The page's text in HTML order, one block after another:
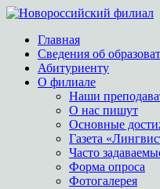
Главная
Сведения об
Абитуриенту
О филиале
Наши
О нас пишут
Основные
Газета
Часто
Форма опроса
Фотогалерея